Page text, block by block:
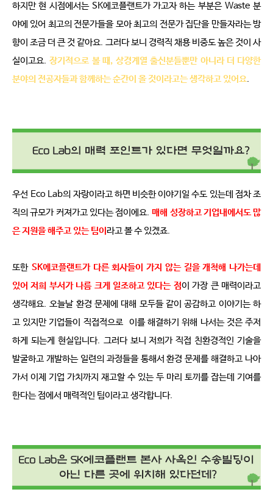
하지만 현 시점에서는 SK에코플랜트가 가고자 하는 부분은 Waste 분
야에 있어 최고의 전문가들을 모아 최고의 전문가 집단을 만들자라는 방
향이 조금 더 큰 것 같아요. 그러다 보니 경력직 채용 비중도 높은 것이 사
실이고요. 장기적으로 볼 때, 상경계열 출신분들뿐만 아니라 더 다양한
분야의 전공자들과 함께하는 순간이 올 것이라고는 생각하고 있어요.
우선 Eco Lab의 자랑이라고 하면 비슷한 이야기일 수도 있는데 점차 조
직의 규모가 커져가고 있다는 점이에요. 매해 성장하고 기업내에서도 많
은 지원을 해주고 있는 팀이 라고 볼 수 있겠죠.
또한 SK에코플랜트가 다른 회사들이 가지 않는 길을 개척해 나가는데
있어 저희 부서가 나름 크게 일조하고 있다는 점이 가장 큰 매력이라고
생각해요. 오늘날 환경 문제에 대해 모두들 같이 공감하고 이야기는 하
고 있지만 기업들이 직접적으로
이를 해결하기 위해 나서는 것은 주저
하게 되는게 현실입니다. 그러다 보니 저희가 직접 친환경적인 기술을
발굴하고 개발하는 일련의 과정들을 통해서 환경 문제를 해결하고 나아
가서 이제 기업 가치까지 재고할 수 있는 두 마리 토끼를 잡는데 기여를
한다는 점에서 매력적인 팀이라고 생각합니다.